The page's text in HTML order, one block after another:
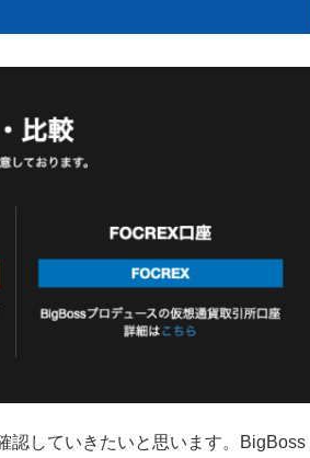
認していきたいと思います。BigBoss